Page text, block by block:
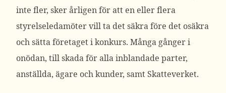
inte fler, sker årligen för att en eller flera
styrelseledamöter vill ta det säkra före det osäkra
och sätta företaget i konkurs. Många gånger i
onödan, till skada för alla inblandade parter,
anställda, ägare och kunder, samt Skatteverket.